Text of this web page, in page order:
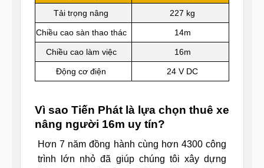
Tải trọng nâng 227 kg
Chiều cao sàn thao thác 14m
Chiều cao làm việc 16m
Động cơ điện 24 V DC
Vì sao Tiến Phát là lựa chọn thuê xe
nâng người 16m uy tín?
Hơn 7 năm đồng hành cùng hơn 4300 công
trình lớn nhỏ đã giúp chúng tôi xây dựng